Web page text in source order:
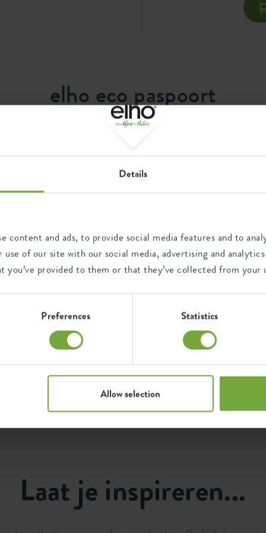
Details
content and ads, to provide social media features and to
of our site with our social media, advertising and
provided to them or that they’ve collected from your
Preferences Statistics
Allow selection
natuurlijke look. Zo
uit de loft urban collectie.
elho eco paspoort
Recycling
Certificaten Garantie
99jaar
vorstbestendig
Laat je inspireren...